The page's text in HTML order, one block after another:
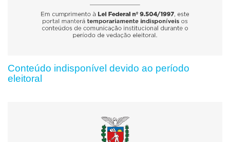
Conteúdo indisponível devido ao período
eleitoral